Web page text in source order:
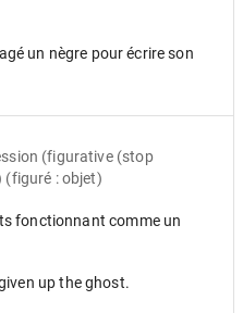
un nègre pour écrire son
(figurative (stop
: objet)
fonctionnant comme un
up the ghost.